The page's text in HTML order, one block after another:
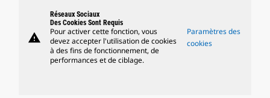
warning
Réseaux Sociaux
Des Cookies Sont Requis
Pour activer cette fonction, vous
devez accepter l'utilisation de cookies
à des fins de fonctionnement, de
performances et de ciblage.
Paramètres des
cookies